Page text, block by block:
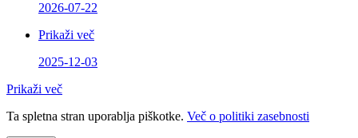
2026-07-22
Prikaži več
2025-12-03
Prikaži več
Ta spletna stran uporablja piškotke. Več o politiki zasebnosti